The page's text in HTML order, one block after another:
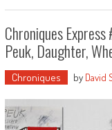
Chroniques
Peuk, Daughter,
Chroniques by David